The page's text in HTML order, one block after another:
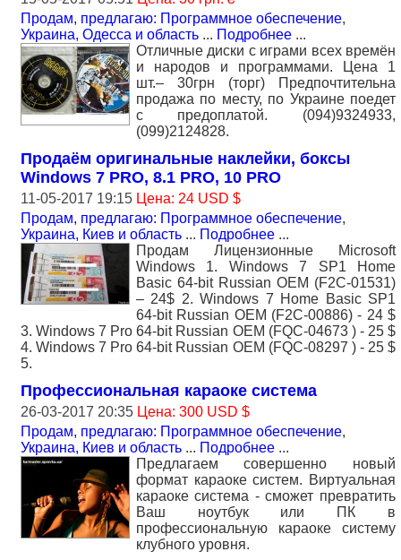
Продам, предлагаю: Программное обеспечение,
Украина, Одесса и область ... Подробнее ...
Отличные диски с играми всех времён
и народов и программами. Цена 1
шт.– 30грн (торг) Предпочтительна
продажа по месту, по Украине поедет
с предоплатой. (094)9324933,
(099)2124828.
Продаём оригинальные наклейки, боксы
Windows 7 PRO, 8.1 PRO, 10 PRO
11-05-2017 19:15 Цена: 24 USD $
Продам, предлагаю: Программное обеспечение,
Украина, Киев и область ... Подробнее ...
Продам Лицензионные Microsoft
Windows 1. Windows 7 SP1 Home
Basic 64-bit Russian OEM (F2C-01531)
– 24$ 2. Windows 7 Home Basic SP1
64-bit Russian OEM (F2C-00886) - 24 $
3. Windows 7 Pro 64-bit Russian OEM (FQC-04673 ) - 25 $
4. Windows 7 Pro 64-bit Russian OEM (FQC-08297 ) - 25 $
5.
Профессиональная караоке система
26-03-2017 20:35 Цена: 300 USD $
Продам, предлагаю: Программное обеспечение,
Украина, Киев и область ... Подробнее ...
Предлагаем совершенно новый
формат караоке систем. Виртуальная
караоке система - сможет превратить
Ваш ноутбук или ПК в
профессиональную караоке систему
клубного уровня.